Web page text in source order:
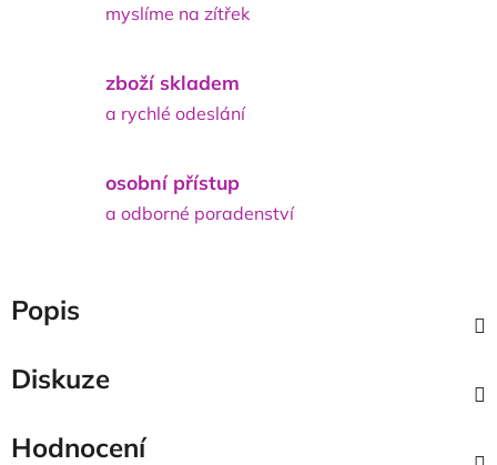
myslíme na zítřek
zboží skladem
a rychlé odeslání
osobní přístup
a odborné poradenství
Popis
Diskuze
Hodnocení